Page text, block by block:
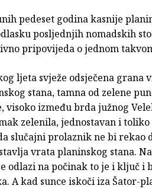
pedeset godina kasnije
posljednjih nomadskih
pripovijeda o jednom
ljeta svježe odsječena
stana, tamna od zelene
visoko između brda južnog
zelenila, jednostavan i
slučajni prolaznik ne bi rekao
vrata planinskog stana.
odlazi na počinak to je i ključ i
A kad sunce iskoči iza Šator-